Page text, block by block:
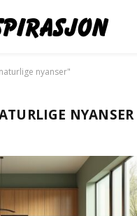
nyanser"
NYANSER